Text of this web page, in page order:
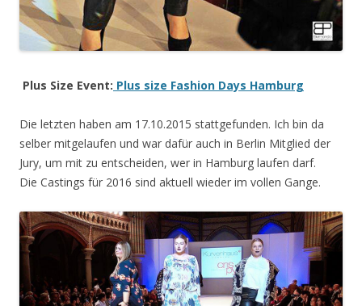
Plus Size Event: Plus size Fashion Days Hamburg
Die letzten haben am 17.10.2015 stattgefunden. Ich bin da
selber mitgelaufen und war dafür auch in Berlin Mitglied der
Jury, um mit zu entscheiden, wer in Hamburg laufen darf.
Die Castings für 2016 sind aktuell wieder im vollen Gange.